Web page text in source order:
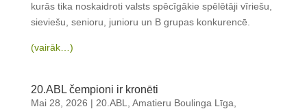
kurās tika noskaidroti valsts spēcīgākie spēlētāji vīriešu,
sieviešu, senioru, junioru un B grupas konkurencē.
(vairāk…)
20.ABL čempioni ir kronēti
Mai 28, 2026 | 20.ABL Amatieru Boulinga Līga